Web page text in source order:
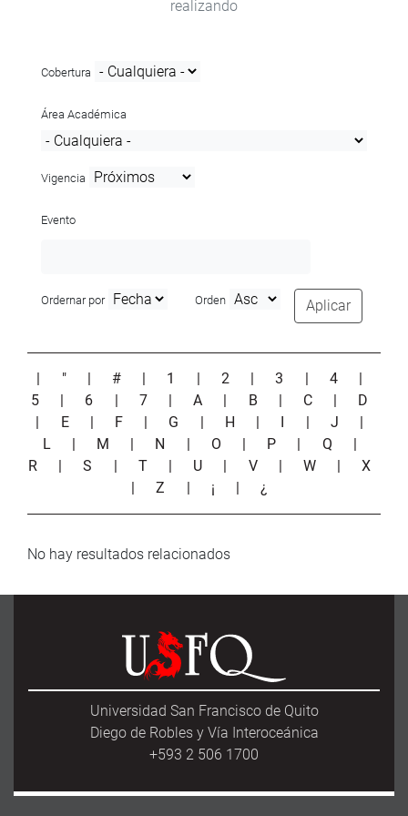
realizando
Cobertura
Área Académica
Vigencia
Evento
Ordernar por Orden Aplicar
| " | # | 1 | 2 |3 | 4
|
5
| 6 | 7 |A | B | C | D
| E | F | G | H | I | J
|
L
| M | N | O | P | Q
|
R
|S | T | U | V |W |X
|Z | ¡ |¿
No hay resultados relacionados
Universidad San Francisco de Quito
Diego de Robles y Vía Interoceánica
+593 2 506 1700